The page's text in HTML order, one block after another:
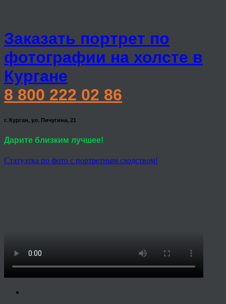
Заказать портрет по
фотографии на холсте в
Кургане
8 800 222 02 86
г. Курган, ул. Пичугина, 21
Дарите близким лучшее!
Статуэтка по фото с портретным сходством!